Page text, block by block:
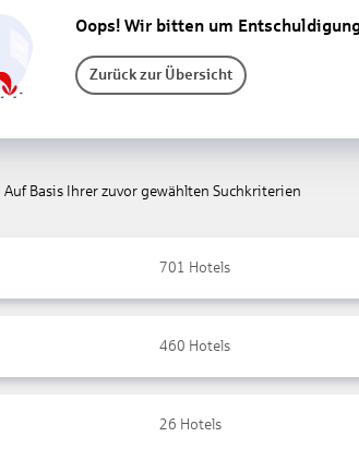
Oops! Wir bitten um
Zurück zur Übersicht
Auf Basis Ihrer zuvor gewählten Suchkriterien
701 Hotels
460 Hotels
26 Hotels